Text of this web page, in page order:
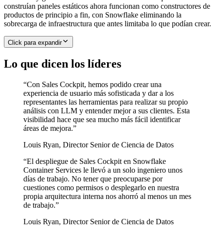
construían paneles estáticos ahora funcionan como constructores de
productos de principio a fin, con Snowflake eliminando la
sobrecarga de infraestructura que antes limitaba lo que podían crear.
Click para expandir
Lo que dicen los líderes
“Con Sales Cockpit, hemos podido crear una
experiencia de usuario más sofisticada y dar a los
representantes las herramientas para realizar su propio
análisis con LLM y entender mejor a sus clientes. Esta
visibilidad hace que sea mucho más fácil identificar
áreas de mejora.”
Louis Ryan, Director Senior de Ciencia de Datos
“El despliegue de Sales Cockpit en Snowflake
Container Services le llevó a un solo ingeniero unos
días de trabajo. No tener que preocuparse por
cuestiones como permisos o desplegarlo en nuestra
propia arquitectura interna nos ahorró al menos un mes
de trabajo.”
Louis Ryan, Director Senior de Ciencia de Datos